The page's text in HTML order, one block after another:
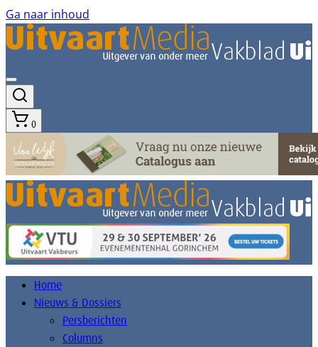
Ga naar inhoud
0
Home
Nieuws & Dossiers
Persberichten
Columns